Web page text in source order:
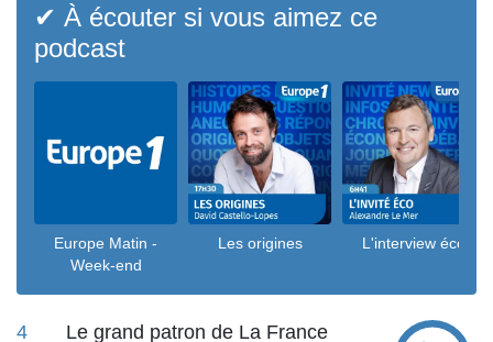
✔ À écouter si vous aimez ce
podcast
Europe Matin -
Week-end
Les origines L'interview éco
4
Le grand patron de La France